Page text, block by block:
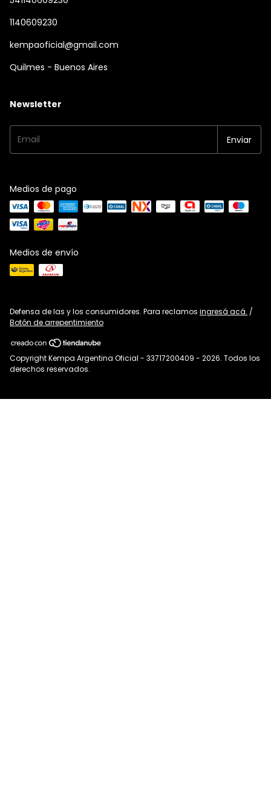
1140609230
kempaoficial@gmail.com
Quilmes - Buenos Aires
Newsletter
Medios de pago
Medios de envío
Defensa de las y los consumidores. Para reclamos ingresá acá. /
Botón de arrepentimiento
Copyright Kempa Argentina Oficial - 33717200409 - 2026. Todos los
derechos reservados.